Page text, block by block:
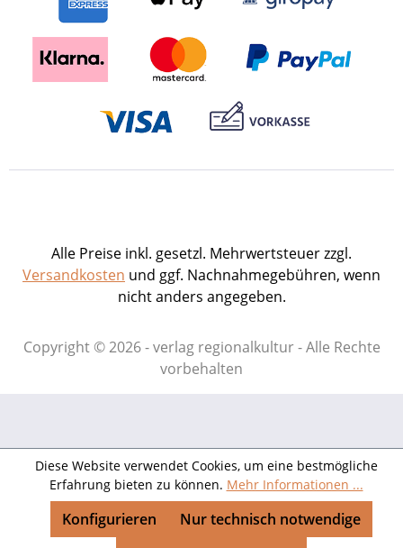
Alle Preise inkl. gesetzl. Mehrwertsteuer zzgl.
Versandkosten und ggf. Nachnahmegebühren, wenn
nicht anders angegeben.
Copyright © 2026 - verlag regionalkultur - Alle Rechte
vorbehalten
Diese Website verwendet Cookies, um eine bestmögliche
Erfahrung bieten zu können. Mehr Informationen ...
Nur technisch notwendige
Konfigurieren